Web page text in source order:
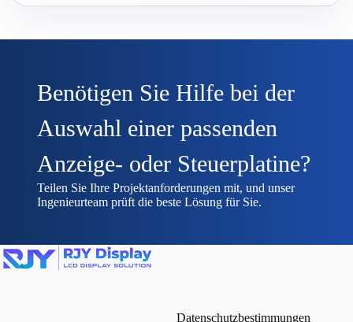
Benötigen Sie Hilfe bei der
Auswahl einer passenden
Anzeige- oder Steuerplatine?
Teilen Sie Ihre Projektanforderungen mit, und unser
Ingenieurteam prüft die beste Lösung für Sie.
Datenschutzbestimmungen